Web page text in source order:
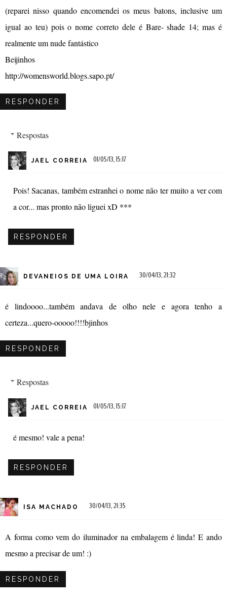
(reparei nisso quando encomendei os meus batons, inclusive um
igual ao teu) pois o nome correto dele é Bare- shade 14; mas é
realmente um nude fantástico
Beijinhos
http://womensworld.blogs.sapo.pt/
RESPONDER
Respostas
JAEL CORREIA 01/05/13, 15:17
Pois! Sacanas, também estranhei o nome não ter muito a ver com
a cor... mas pronto não liguei xD ***
RESPONDER
DEVANEIOS DE UMA LOIRA 30/04/13, 21:32
é lindoooo...também andava de olho nele e agora tenho a
certeza...quero-ooooo!!!!bjinhos
RESPONDER
Respostas
JAEL CORREIA 01/05/13, 15:17
é mesmo! vale a pena!
RESPONDER
ISA MACHADO 30/04/13, 21:35
A forma como vem do iluminador na embalagem é linda! E ando
mesmo a precisar de um! :)
RESPONDER